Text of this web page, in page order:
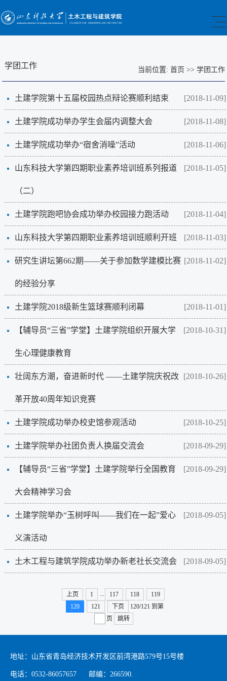
学团工作 当前位置: 首页 >> 学团工作
[2018-11-09]
土建学院第十五届校园热点辩论赛顺利结束
[2018-11-08]
土建学院成功举办学生会届内调整大会
[2018-11-06]
土建学院成功举办“宿舍消噪”活动
[2018-11-05]
山东科技大学第四期职业素养培训班系列报道
（二）
[2018-11-04]
土建学院跑吧协会成功举办校园接力跑活动
[2018-11-03]
山东科技大学第四期职业素养培训班顺利开班
[2018-11-02]
研究生讲坛第662期——关于参加数学建模比赛
的经验分享
[2018-11-01]
土建学院2018级新生篮球赛顺利闭幕
[2018-10-31]
【辅导员“三省”学堂】土建学院组织开展大学
生心理健康教育
[2018-10-26]
壮阔东方潮，奋进新时代 ——土建学院庆祝改
革开放40周年知识竞赛
[2018-10-25]
土建学院成功举办校史馆参观活动
[2018-09-29]
土建学院举办社团负责人换届交流会
[2018-09-29]
【辅导员“三省”学堂】土建学院举行全国教育
大会精神学习会
[2018-09-05]
土建学院举办“玉树呼叫——我们在一起”爱心
义演活动
[2018-09-05]
土木工程与建筑学院成功举办新老社长交流会
上页 1 117 118
119
120
121 下页 120/121 到第
页
跳转
地址：山东省青岛经济技术开发区前湾港路579号15号楼
电话：0532-86057657 邮编：266590.